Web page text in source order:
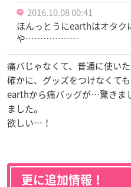
2016.10.08 00:41
ほんっとうにearthはオタク
や………………
痛バじゃなくて、普通に使い
確かに、グッズをつけなくて
earthから痛バッグが…驚きま
ました。
欲しい…！
更に追加情報！